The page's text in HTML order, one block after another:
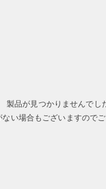
製品が見つかりませんでし
い場合もございますのでご